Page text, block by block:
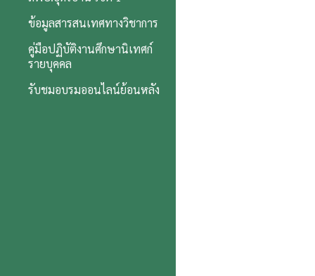
ข้อมูลสารสนเทศทางวิชาการ
คู่มือปฏิบัติงานศึกษานิเทศก์
รายบุคคล
รับชมอบรมออนไลน์ย้อนหลัง